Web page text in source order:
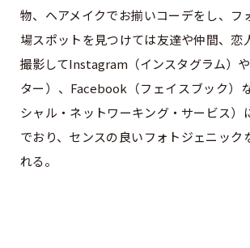
物、ヘアメイクでお揃いコーデをし、フ
場スポットを見つけては友達や仲間、恋
撮影してInstagram（インスタグラム）
ター）、Facebook（フェイスブック）
シャル・ネットワーキング・サービス）
でおり、センスの良いフォトジェニック
れる。